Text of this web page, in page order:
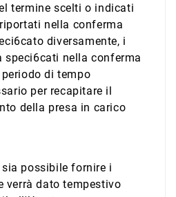
termine scelti o indicati
nella conferma
diversamente, i
speci6cati nella conferma
di tempo
per recapitare il
della presa in carico
possibile fornire i
verrà dato tempestivo